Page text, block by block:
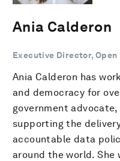
Ania Calderon
Executive Director, Open
Ania Calderon has
and democracy for
government
supporting the
accountable data
around the world. She